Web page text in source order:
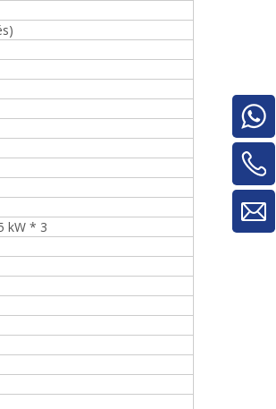
compensada para
madeira para
rotatividade de
de rotatividade de
painel
kW * 3